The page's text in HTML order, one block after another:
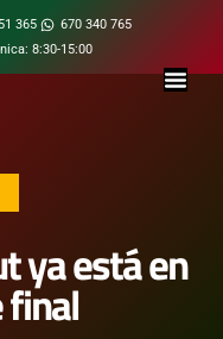
365
670 340 765
8:30-15:00
ya está en
final